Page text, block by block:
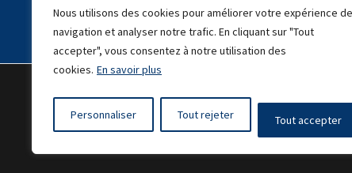
Nous utilisons des cookies pour améliorer votre expérience de
navigation et analyser notre trafic. En cliquant sur "Tout
accepter", vous consentez à notre utilisation des
cookies. En savoir plus
Personnaliser Tout rejeter Tout accepter